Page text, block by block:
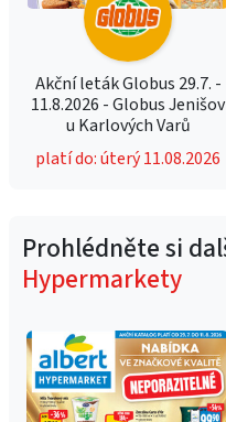
Akční leták Globus 29.7. -
11.8.2026 - Globus Jenišov
u Karlových Varů
platí do: úterý 11.08.2026
Prohlédněte si
Hypermarkety